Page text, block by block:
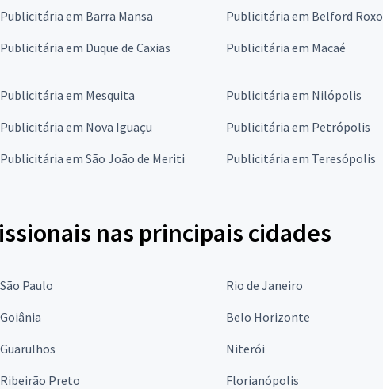
Publicitária em Barra Mansa Publicitária em Belford Roxo
Publicitária em Duque de Caxias Publicitária em Macaé
Publicitária em Mesquita Publicitária em Nilópolis
Publicitária em Nova Iguaçu Publicitária em Petrópolis
Publicitária em São João de Meriti Publicitária em Teresópolis
nas principais cidades
São Paulo Rio de Janeiro
Goiânia Belo Horizonte
Guarulhos Niterói
Ribeirão Preto Florianópolis